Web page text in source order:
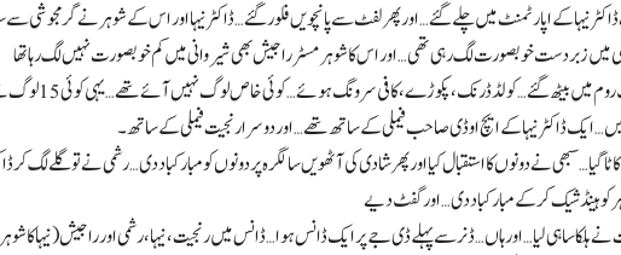
نیہا کے اپارٹمنٹ میں چلے گئے… اور پھر لفٹ سے پانچویں فلور گئے… ڈاکٹر نیہا اور اس کے شوہر نے گرمجوشی سے
ایک ڈاکٹر نیہا کے ایچ او ڈی صاحب فیملی کے ساتھ تھے… اور دوسرا رنجیت فیملی کے ساتھ۔
کیک کاٹا گیا… سبھی نے دونوں کا استقبال کیا اور پھر شادی کی آٹھویں سالگرہ پر دونوں کو مبارکباد دی… رشمی نے تو گلے لگ
نے ہلکا سا ہی لیا… اور ہاں… ڈنر سے پہلے ڈی جے پر ایک ڈانس ہوا… ڈانس میں رنجیت، نیہا، رشمی اور راجیش (نیہا کا